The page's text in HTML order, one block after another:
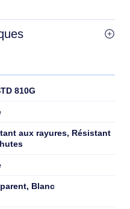
810G
aux rayures, Résistant
Blanc